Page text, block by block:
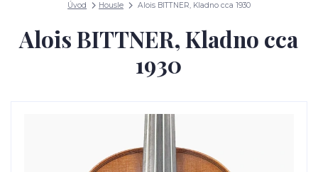
Úvod Housle Alois BITTNER, Kladno cca 1930
Alois BITTNER, Kladno cca
1930